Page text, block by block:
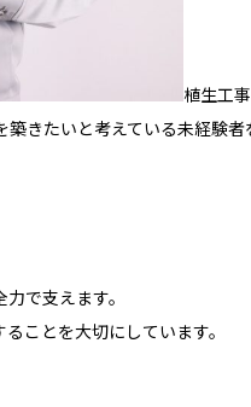
植生工
きたいと考えている未経験者
で支えます。
ことを大切にしています。